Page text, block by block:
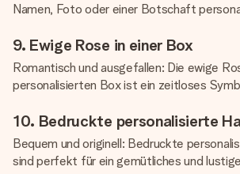
Namen, Foto oder einer Botschaft
9. Ewige Rose in einer Box
Romantisch und ausgefallen: Die ewige
personalisierten Box ist ein zeitloses
10. Bedruckte personalisierte
Bequem und originell: Bedruckte
sind perfekt für ein gemütliches und